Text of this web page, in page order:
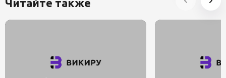
Читайте также